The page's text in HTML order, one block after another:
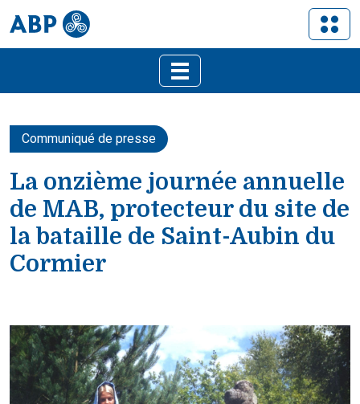
Communiqué de presse
La onzième journée annuelle
de MAB, protecteur du site de
la bataille de Saint-Aubin du
Cormier